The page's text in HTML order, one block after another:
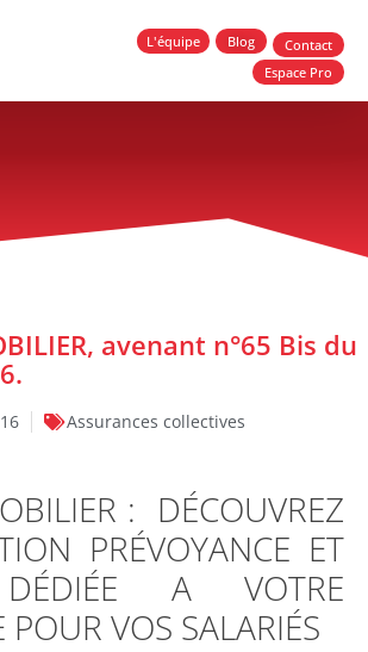
L'équipe Blog
Contact
Espace Pro
avenant n°65 Bis du
Assurances collectives
: DÉCOUVREZ
PRÉVOYANCE ET
A VOTRE
POUR VOS SALARIÉS